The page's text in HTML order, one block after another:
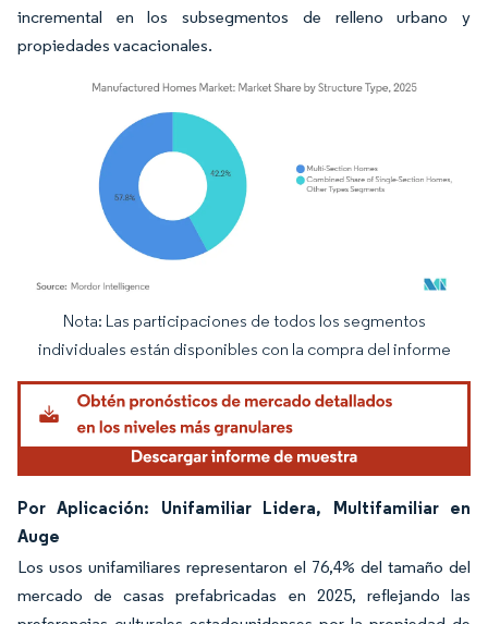
incremental en los subsegmentos de relleno urbano y
propiedades vacacionales.
Imagen © Mordor Intelligence. El uso requiere atribución según CC BY 4.0.
Nota: Las participaciones de todos los segmentos
individuales están disponibles con la compra del informe
Por Aplicación: Unifamiliar Lidera, Multifamiliar en
Auge
Los usos unifamiliares representaron el 76,4% del tamaño del
mercado de casas prefabricadas en 2025, reflejando las